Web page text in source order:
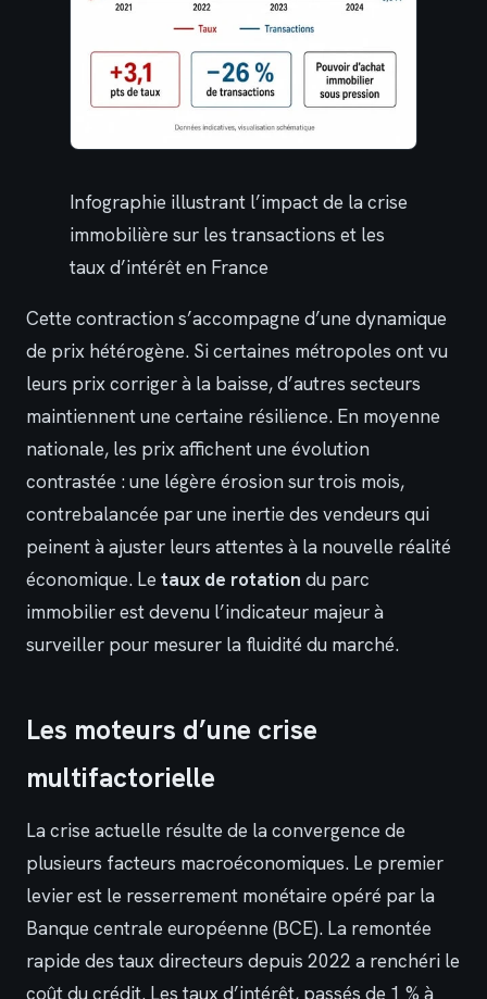
Infographie illustrant l’impact de la crise
immobilière sur les transactions et les
taux d’intérêt en France
Cette contraction s’accompagne d’une dynamique
de prix hétérogène. Si certaines métropoles ont vu
leurs prix corriger à la baisse, d’autres secteurs
maintiennent une certaine résilience. En moyenne
nationale, les prix affichent une évolution
contrastée : une légère érosion sur trois mois,
contrebalancée par une inertie des vendeurs qui
peinent à ajuster leurs attentes à la nouvelle réalité
économique. Le taux de rotation du parc
immobilier est devenu l’indicateur majeur à
surveiller pour mesurer la fluidité du marché.
Les moteurs d’une crise
multifactorielle
La crise actuelle résulte de la convergence de
plusieurs facteurs macroéconomiques. Le premier
levier est le resserrement monétaire opéré par la
Banque centrale européenne (BCE). La remontée
rapide des taux directeurs depuis 2022 a renchéri le
coût du crédit. Les taux d’intérêt, passés de 1 % à